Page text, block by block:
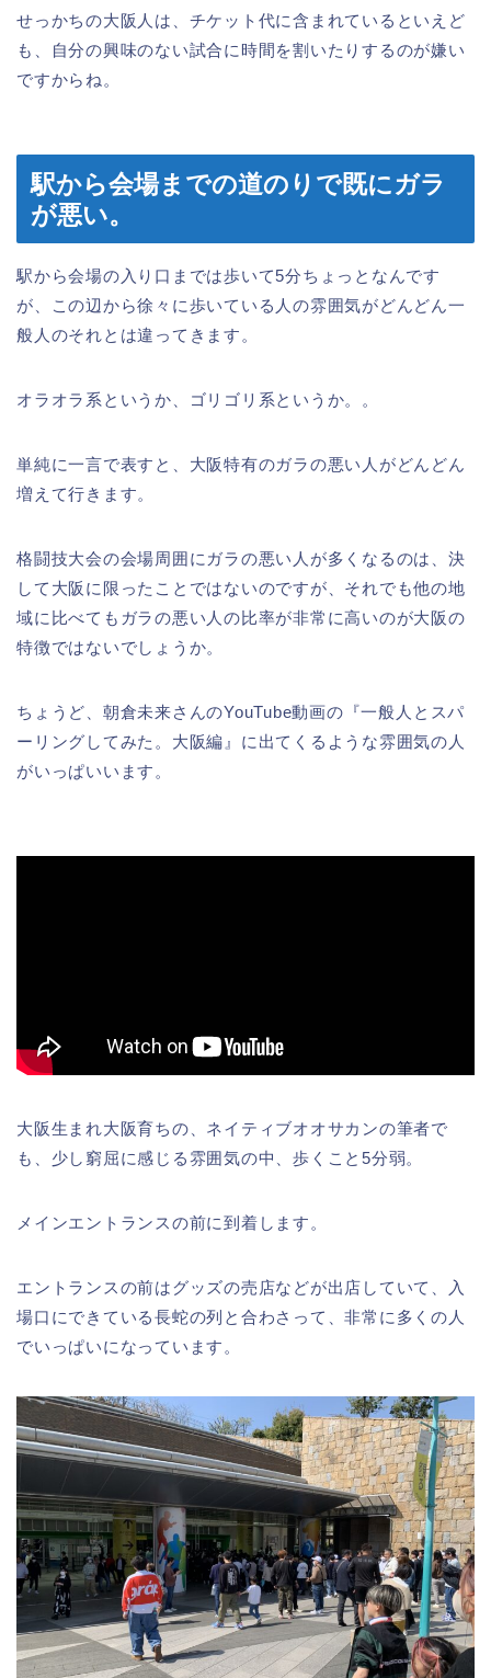
せっかちの大阪人は、チケット代に含まれているといえど
も、自分の興味のない試合に時間を割いたりするのが嫌い
ですからね。
駅から会場までの道のりで既にガラ
が悪い。
駅から会場の入り口までは歩いて5分ちょっとなんです
が、この辺から徐々に歩いている人の雰囲気がどんどん一
般人のそれとは違ってきます。
オラオラ系というか、ゴリゴリ系というか。。
単純に一言で表すと、大阪特有のガラの悪い人がどんどん
増えて行きます。
格闘技大会の会場周囲にガラの悪い人が多くなるのは、決
して大阪に限ったことではないのですが、それでも他の地
域に比べてもガラの悪い人の比率が非常に高いのが大阪の
特徴ではないでしょうか。
ちょうど、朝倉未来さんのYouTube動画の『一般人とスパ
ーリングしてみた。大阪編』に出てくるような雰囲気の人
がいっぱいいます。
大阪生まれ大阪育ちの、ネイティブオオサカンの筆者で
も、少し窮屈に感じる雰囲気の中、歩くこと5分弱。
メインエントランスの前に到着します。
エントランスの前はグッズの売店などが出店していて、入
場口にできている長蛇の列と合わさって、非常に多くの人
でいっぱいになっています。